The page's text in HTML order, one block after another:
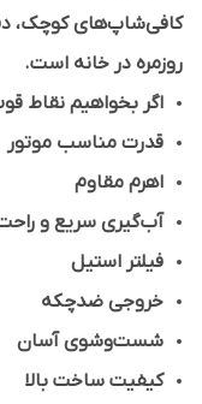
کافی‌شاپ‌های کوچک،
روزمره در خانه است.
اگر بخواهیم نقاط
قدرت مناسب موتور
اهرم مقاوم
آب‌گیری سریع و
فیلتر استیل
خروجی ضدچکه
شست‌وشوی آسان
کیفیت ساخت بالا